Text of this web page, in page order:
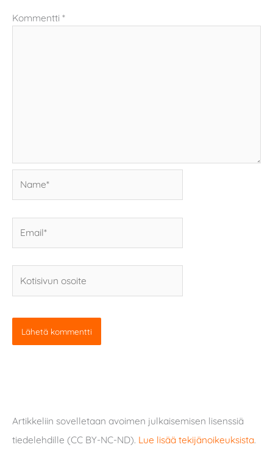
Kommentti *
osoite
Artikkeliin sovelletaan avoimen julkaisemisen lisenssiä
tiedelehdille (CC BY-NC-ND). Lue lisää tekijänoikeuksista.